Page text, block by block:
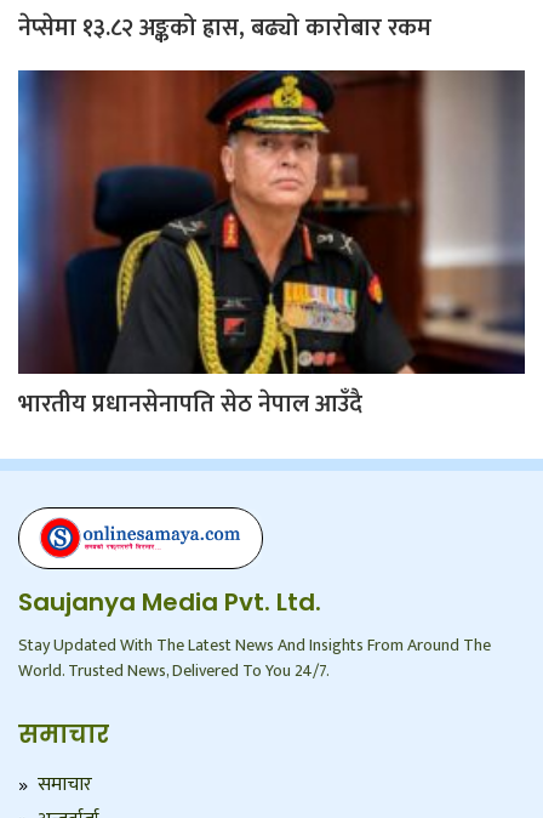
नेप्सेमा १३.८२ अङ्कको ह्रास, बढ्यो कारोबार रकम
भारतीय प्रधानसेनापति सेठ नेपाल आउँदै
Saujanya Media Pvt. Ltd.
Stay Updated With The Latest News And Insights From Around The
World. Trusted News, Delivered To You 24/7.
समाचार
समाचार